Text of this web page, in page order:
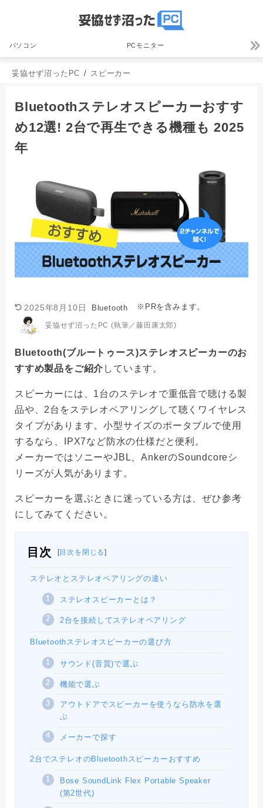
パソコン PCモニター
妥協せず沼ったPC スピーカー
Bluetoothステレオスピーカーおすす
め12選! 2台で再生できる機種も 2025
年
2025年8月10日 Bluetooth ※PRを含みます。
妥協せず沼ったPC (執筆／藤田康太郎)
Bluetooth(ブルートゥース)ステレオスピーカーのお
すすめ製品をご紹介 しています。
スピーカーには、1台のステレオで重低音で聴ける製
品や、2台をステレオペアリングして聴くワイヤレス
タイプがあります。小型サイズのポータブルで使用
するなら、IPX7など防水の仕様だと便利。
メーカーではソニーやJBL、AnkerのSoundcoreシ
リーズが人気があります。
スピーカーを選ぶときに迷っている方は、ぜひ参考
にしてみてください。
目次 [目次を閉じる]
ステレオとステレオペアリングの違い
ステレオスピーカーとは？
2台を接続してステレオペアリング
Bluetoothステレオスピーカーの選び方
サウンド(音質)で選ぶ
機能で選ぶ
アウトドアでスピーカーを使うなら防水を選
ぶ
メーカーで探す
2台でステレオのBluetoothスピーカーおすすめ
Bose SoundLink Flex Portable Speaker
(第2世代)